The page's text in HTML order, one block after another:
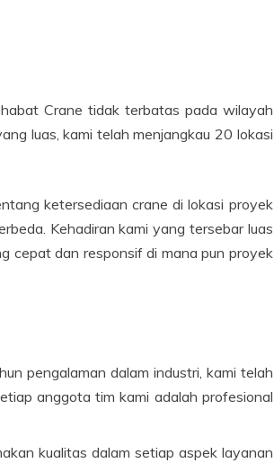
Crane tidak terbatas pada wilayah
luas, kami telah menjangkau 20 lokasi
ketersediaan crane di lokasi proyek
Kehadiran kami yang tersebar luas
cepat dan responsif di mana pun proyek
pengalaman dalam industri, kami telah
anggota tim kami adalah profesional
kualitas dalam setiap aspek layanan